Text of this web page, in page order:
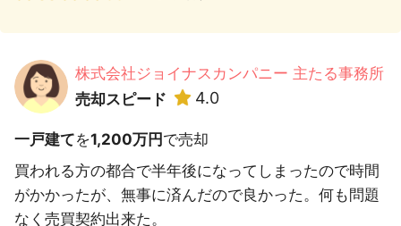
株式会社ジョイナスカンパニー 主たる事務所
売却スピード
4.0
一戸建てを1,200万円 で売却
買われる方の都合で半年後になってしまったので時間
がかかったが、無事に済んだので良かった。何も問題
なく売買契約出来た。